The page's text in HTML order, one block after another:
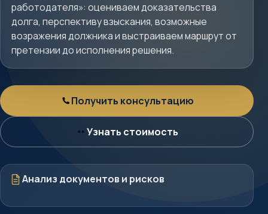
работодателя»: оцениваем доказательства
долга, перспективу взыскания, возможные
возражения должника и выстраиваем маршрут от
претензии до исполнения решения.
Консультация
Получить консультацию
Стоимость
Узнать стоимость
Документы
Анализ документов и рисков